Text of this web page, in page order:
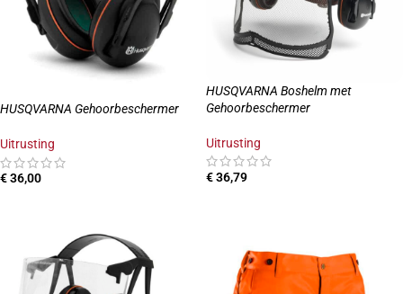
HUSQVARNA Gehoorbeschermer
Uitrusting
€36,00
HUSQVARNA Boshelm met
Gehoorbeschermer
Uitrusting
€36,79